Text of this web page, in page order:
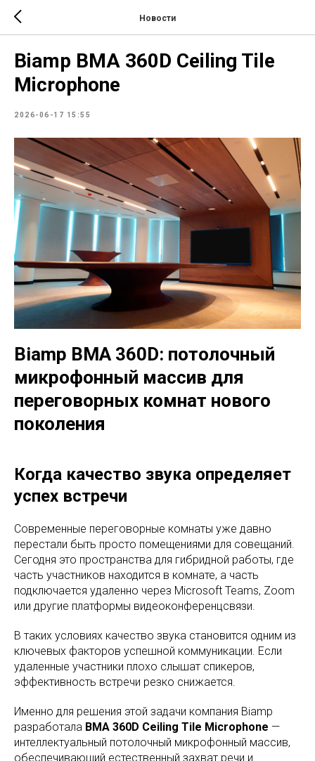
Новости
Biamp BMA 360D Ceiling Tile
Microphone
2026-06-17 15:55
Biamp BMA 360D: потолочный
микрофонный массив для
переговорных комнат нового
поколения
Когда качество звука определяет
успех встречи
Современные переговорные комнаты уже давно
перестали быть просто помещениями для совещаний.
Сегодня это пространства для гибридной работы, где
часть участников находится в комнате, а часть
подключается удаленно через Microsoft Teams, Zoom
или другие платформы видеоконференцсвязи.
В таких условиях качество звука становится одним из
ключевых факторов успешной коммуникации. Если
удаленные участники плохо слышат спикеров,
эффективность встречи резко снижается.
Именно для решения этой задачи компания Biamp
разработала BMA 360D Ceiling Tile Microphone —
интеллектуальный потолочный микрофонный массив,
обеспечивающий естественный захват речи и